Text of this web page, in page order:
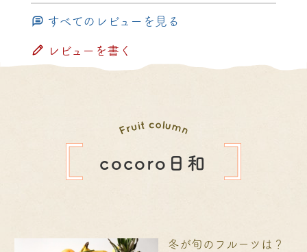
すべてのレビューを見る
レビューを書く
cocoro日和
冬が旬のフルーツは？